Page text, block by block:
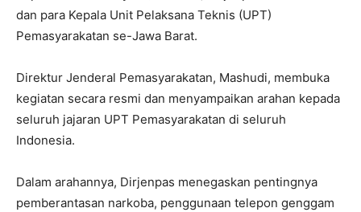
dan para Kepala Unit Pelaksana Teknis (UPT)
Pemasyarakatan se-Jawa Barat.
Direktur Jenderal Pemasyarakatan, Mashudi, membuka
kegiatan secara resmi dan menyampaikan arahan kepada
seluruh jajaran UPT Pemasyarakatan di seluruh
Indonesia.
Dalam arahannya, Dirjenpas menegaskan pentingnya
pemberantasan narkoba, penggunaan telepon genggam